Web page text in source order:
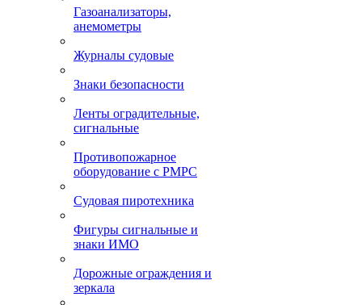
Газоанализаторы,
анемометры
Журналы судовые
Знаки безопасности
Ленты оградительные,
сигнальные
Противопожарное
оборудование с РМРС
Судовая пиротехника
Фигуры сигнальные и
знаки ИМО
Дорожные ограждения и
зеркала